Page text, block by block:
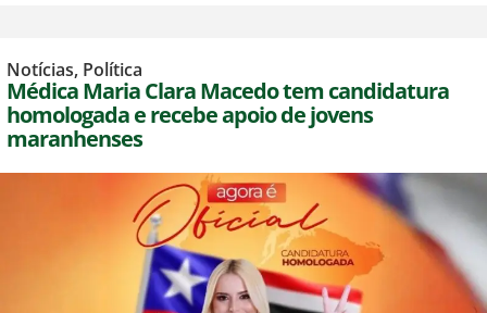
Notícias, Política
Médica Maria Clara Macedo tem candidatura
homologada e recebe apoio de jovens
maranhenses